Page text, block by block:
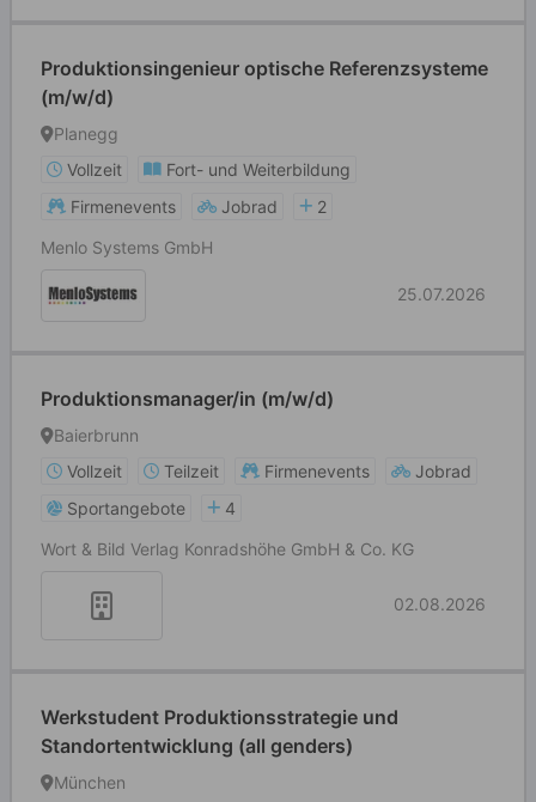
Produktionsingenieur optische Referenzsysteme
(m/w/d)
Planegg
Vollzeit
Fort- und Weiterbildung
Firmenevents
Jobrad
2
Menlo Systems GmbH
25.07.2026
Produktionsmanager/in (m/w/d)
Baierbrunn
Vollzeit
Teilzeit Firmenevents
Jobrad
Sportangebote
4
Wort & Bild Verlag Konradshöhe GmbH & Co. KG
02.08.2026
Werkstudent Produktionsstrategie und
Standortentwicklung (all genders)
München